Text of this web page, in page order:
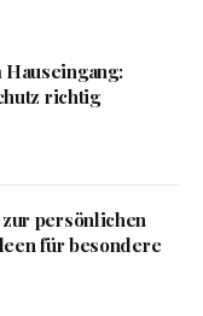
richtig
persönlichen
für besondere